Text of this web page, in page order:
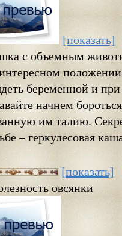
[показать]
с объемным
беременной и
начнем
им талию.
– геркулесовая
[показать]
овсянки